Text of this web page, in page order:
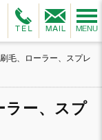
毛、ローラー、スプレ
ラー、スプ